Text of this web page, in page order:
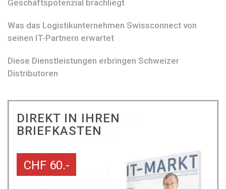
Geschäftspotenzial brachliegt
Was das Logistikunternehmen Swissconnect von
seinen IT-Partnern erwartet
Diese Dienstleistungen erbringen Schweizer
Distributoren
DIREKT IN IHREN
BRIEFKASTEN
CHF 60.-